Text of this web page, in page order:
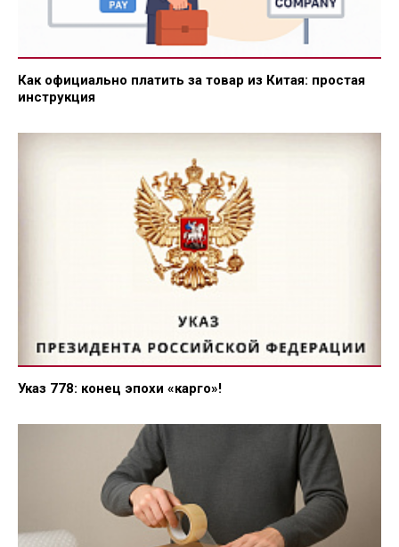
Как официально платить за товар из Китая: простая
инструкция
Указ 778: конец эпохи «карго»!